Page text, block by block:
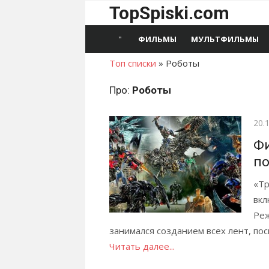
TopSpiski.com
ФИЛЬМЫ МУЛЬТФИЛЬМЫ
Топ списки » Роботы
Про: Роботы
занимался созданием всех лент,
Читать далее...